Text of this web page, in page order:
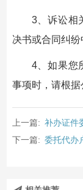
3、诉讼相
决书或合同纠纷
4、如果您
事项时，请根据
上一篇: 补办证件
下一篇: 委托代办